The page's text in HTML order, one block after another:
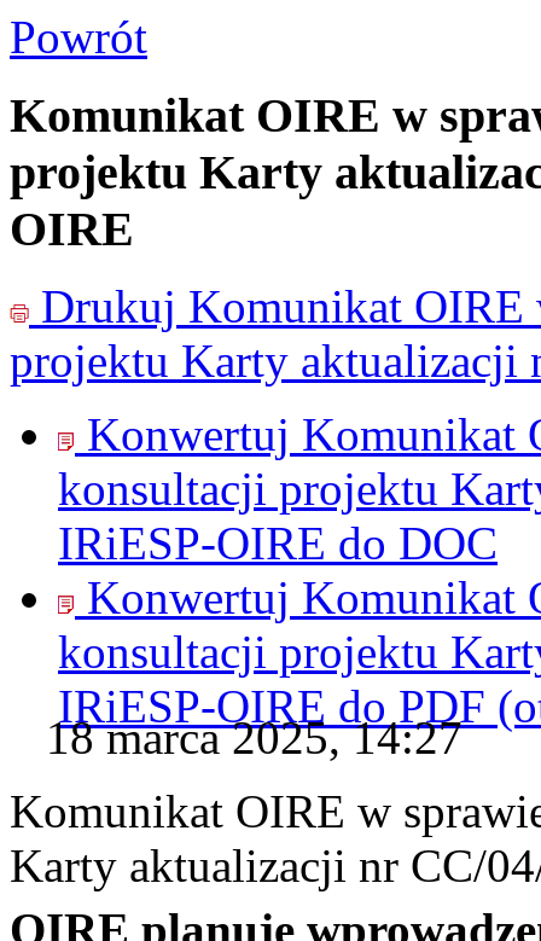
Powrót
Komunikat OIRE w
projektu Karty
OIRE
Drukuj Komunikat OIRE
projektu Karty aktualizacji
Konwertuj Komunikat
konsultacji projektu
IRiESP-OIRE do DOC
Konwertuj Komunikat
konsultacji projektu
IRiESP-OIRE do PDF
18 marca 2025, 14:27
Komunikat OIRE w
Karty aktualizacji nr CC/
OIRE planuje